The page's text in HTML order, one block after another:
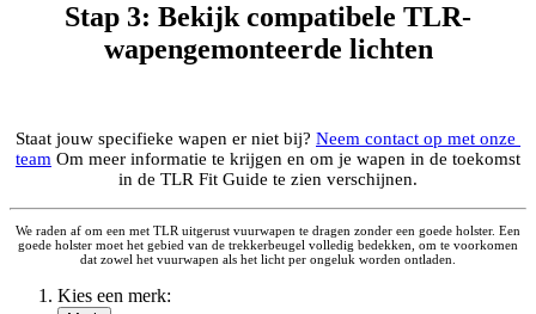
Stap 3: Bekijk compatibele TLR-
wapengemonteerde lichten
Staat jouw specifieke wapen er niet bij? Neem contact op met onze
team Om meer informatie te krijgen en om je wapen in de toekomst
in de TLR Fit Guide te zien verschijnen.
We raden af om een met TLR uitgerust vuurwapen te dragen zonder een goede holster. Een
goede holster moet het gebied van de trekkerbeugel volledig bedekken, om te voorkomen
dat zowel het vuurwapen als het licht per ongeluk worden ontladen.
Kies een merk: